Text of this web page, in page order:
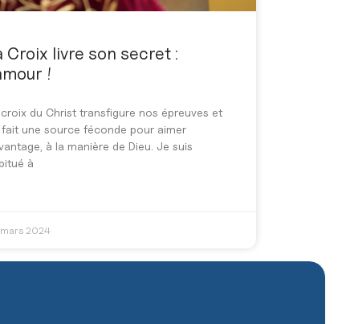
Croix livre son secret :
!
croix du Christ transfigure nos épreuves et
fait une source féconde pour aimer
à la manière de Dieu. Je suis
à
2024